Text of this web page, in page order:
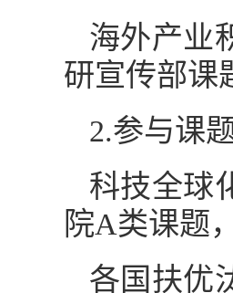
海外产业
研宣传部课
2.参与课
科技全球
院A类课题
各国扶优